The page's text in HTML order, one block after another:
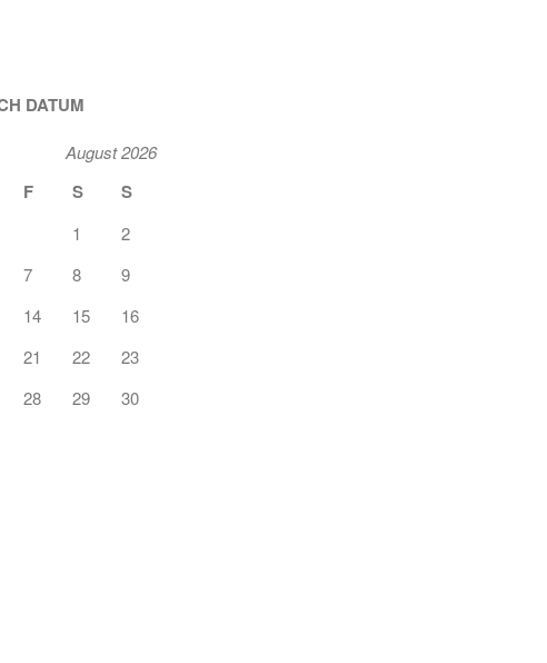
DATUM
August 2026
F S S
1
2
7 8
9
14 15
16
21 22
23
28 29
30